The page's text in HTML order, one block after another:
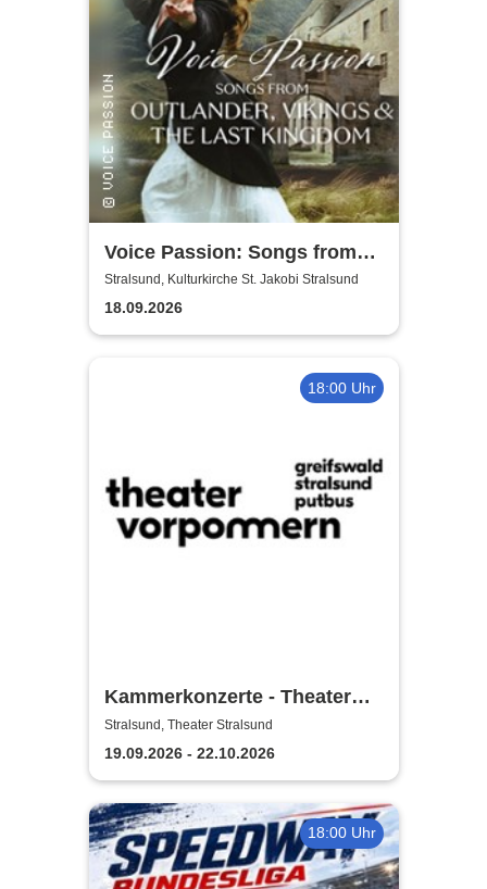
Voice Passion: Songs from
Outlander, Vikings & The Last
Kingdom
Stralsund, Kulturkirche St. Jakobi Stralsund
18.09.2026
18:00 Uhr
Kammerkonzerte - Theater
Vorpommern
Stralsund, Theater Stralsund
19.09.2026 - 22.10.2026
18:00 Uhr